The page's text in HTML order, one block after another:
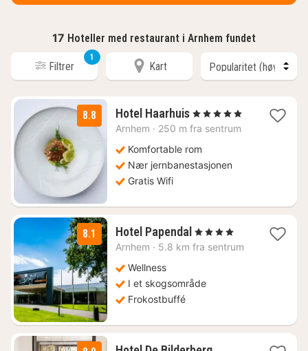
17 Hoteller med restaurant i Arnhem fundet
Filtrer
1
Kart
8.8 Hotel Haarhuis1
natt
1532
kr.
, 5 Stjerner
Arnhem · 250 m fra sentrum
Komfortable rom
Nær jernbanestasjonen
Gratis Wifi
8.1 Hotel Papendal 1
natt
kr.
, 4 Stjerner
Arnhem · 5.8 km fra sentrum
Wellness
I et skogsområde
Frokostbuffé